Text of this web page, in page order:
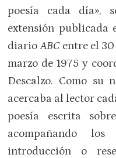
poesía cada día»,
extensión publicada
diarioABCentre el 30
marzo de 1975 y
Descalzo. Como su
acercaba al lector
poesía escrita
acompañando
introducción o